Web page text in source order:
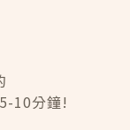
10分鐘!